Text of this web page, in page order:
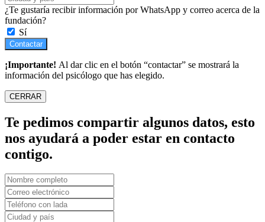
¿Te gustaría recibir información por WhatsApp y correo acerca de la
fundación?
Sí
Contactar
¡Importante! Al dar clic en el botón “contactar” se mostrará la
información del psicólogo que has elegido.
CERRAR
Te pedimos compartir algunos datos, esto
nos ayudará a poder estar en contacto
contigo.